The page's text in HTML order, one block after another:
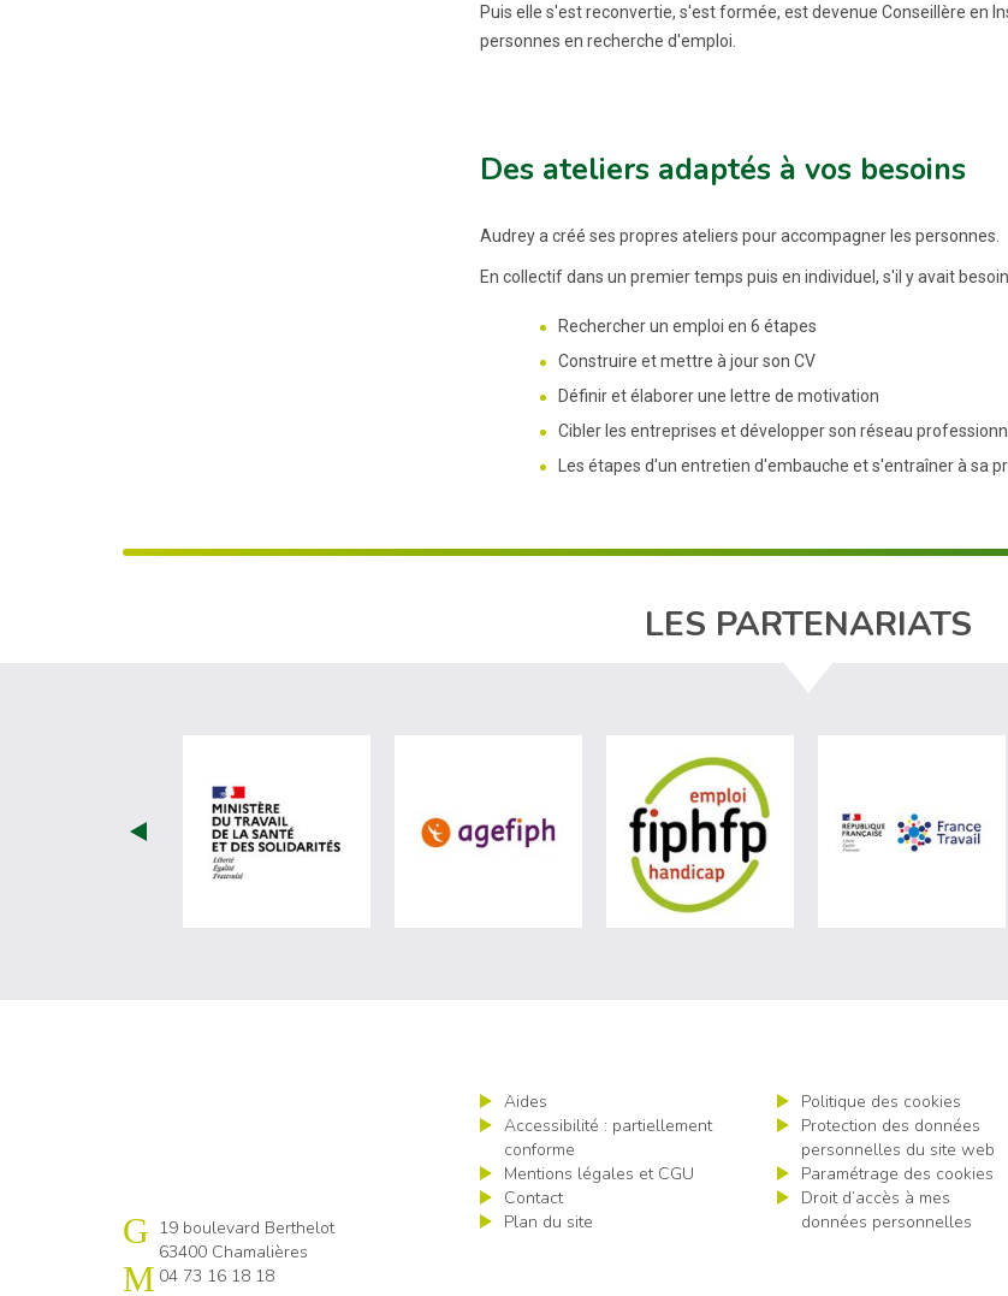
Puis elle s'est reconvertie, s'est formée, est devenue Conseillère en
personnes en recherche d'emploi.
Des ateliers adaptés à vos besoins
Audrey a créé ses propres ateliers pour accompagner les personnes.
En collectif dans un premier temps puis en individuel, s'il y avait
Rechercher un emploi en 6 étapes
Construire et mettre à jour son CV
Définir et élaborer une lettre de motivation
Cibler les entreprises et développer son réseau
Les étapes d'un entretien d'embauche et s'entraîner à sa
LES PARTENARIATS
visiter les site de Ministère du travail (nouvelle fenêtre)
visiter les site de Agefiph (nouvelle fenêtre)
visiter les site de Fiphfp
Cap emploi 63
19 boulevard Berthelot
63400 Chamalières
04 73 16 18 18
Aides
Accessibilité : partiellement
conforme
Mentions légales et CGU
Contact
Plan du site
Politique des cookies
Protection des données
personnelles du site web
Paramétrage des cookies
Droit d’accès à mes
données personnelles